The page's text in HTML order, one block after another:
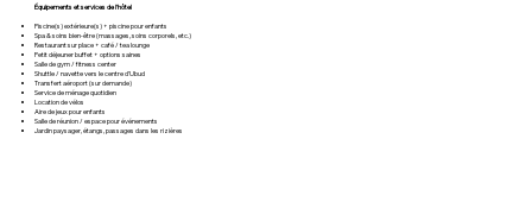
Équipements et services de l’hôtel
Piscine(s) extérieure(s) + piscine pour enfants
Spa & soins bien-être (massages, soins corporels, etc.)
Restaurant sur place + café / tea lounge
Petit déjeuner buffet + options saines
Salle de gym / fitness center
Shuttle / navette vers le centre d’Ubud
Transfert aéroport (sur demande)
Service de ménage quotidien
Location de vélos
Aire de jeux pour enfants
Salle de réunion / espace pour événements
Jardin paysager, étangs, passages dans les rizières